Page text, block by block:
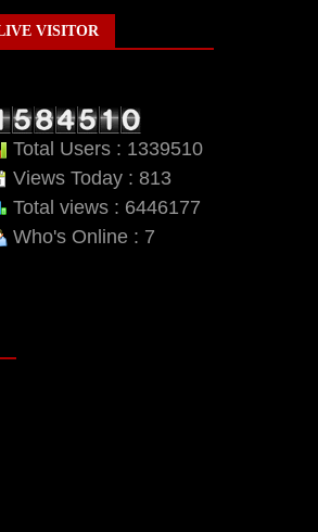
VISITOR
Total Users : 1339510
Views Today : 813
Total views : 6446177
Who's Online : 7